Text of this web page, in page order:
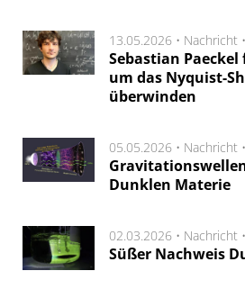
13.05.2026 • Nachricht •
Sebastian
um das Nyquist-
überwinden
05.05.2026 • Nachricht •
Dunklen Materie
02.03.2026 • Nachricht •
Süßer Nachweis